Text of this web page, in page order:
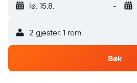
lø. 15.8. -
2 gjester, 1 rom
Søk